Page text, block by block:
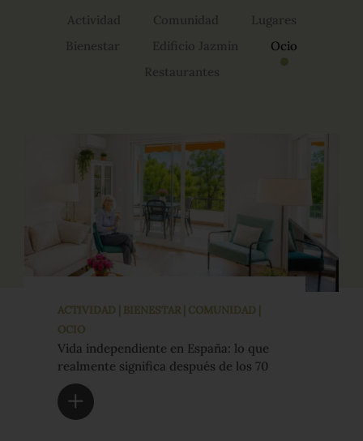
Actividad Comunidad
Lugares
Bienestar
Edificio Jazmín
Ocio
Restaurantes
ACTIVIDAD | BIENESTAR | COMUNIDAD |
OCIO
Vida independiente en España: lo que
realmente significa después de los 70